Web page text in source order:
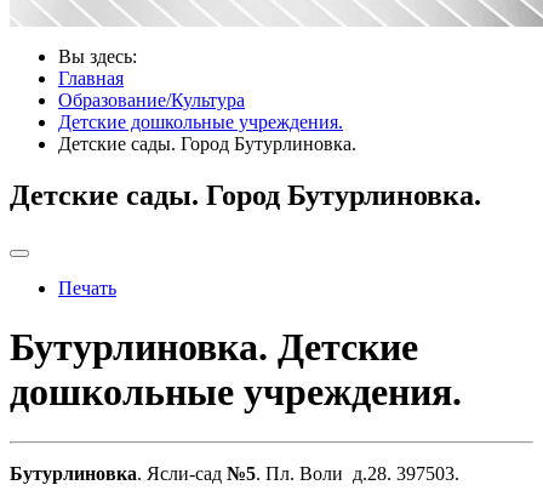
Вы здесь:
Главная
Образование/Культура
Детские дошкольные учреждения.
Детские сады. Город Бутурлиновка.
Детские сады. Город Бутурлиновка.
Печать
Бутурлиновка. Детские
дошкольные учреждения.
Бутурлиновка. Ясли-сад №5. Пл. Воли д.28. 397503.